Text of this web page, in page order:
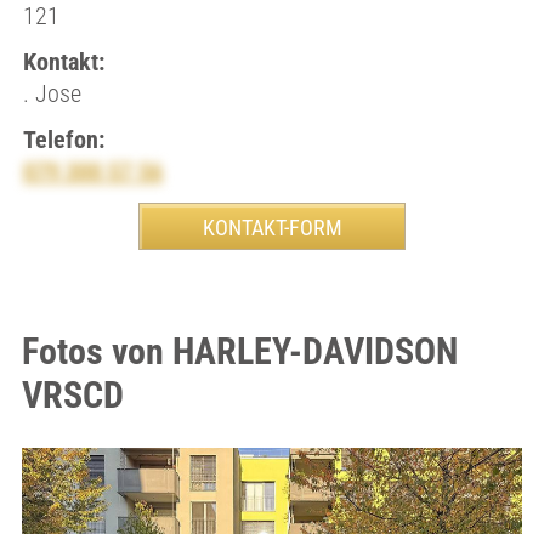
121
Kontakt:
. Jose
Telefon:
079 300 57 56
Fotos von HARLEY-DAVIDSON
VRSCD